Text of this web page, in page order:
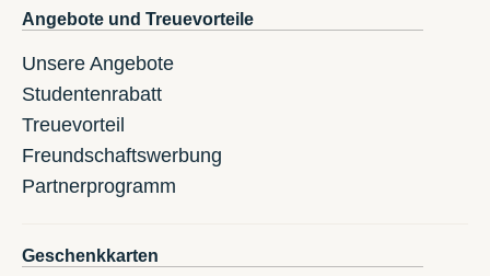
Angebote und Treuevorteile
Unsere Angebote
Studentenrabatt
Treuevorteil
Freundschaftswerbung
Partnerprogramm
Geschenkkarten